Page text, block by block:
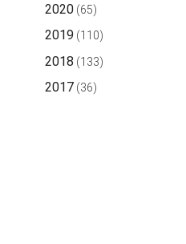
2020 (65)
2019 (110)
2018 (133)
2017 (36)